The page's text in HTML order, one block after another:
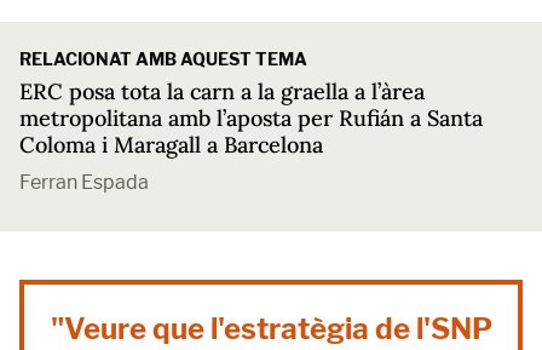
RELACIONAT AMB AQUEST TEMA
ERC posa tota la carn a la graella a l’àrea
metropolitana amb l’aposta per Rufián a Santa
Coloma i Maragall a Barcelona
Ferran Espada
"Veure que l'estratègia de l'SNP